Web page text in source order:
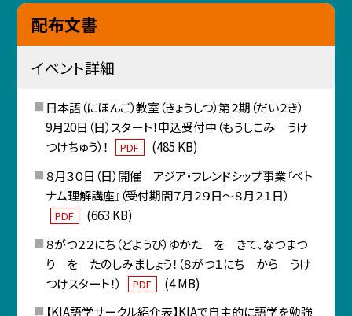
配布文書
イベント詳細
日本語（にほんご）教室（きょうしつ）第２期（だい２き）
9月20日（日）スタート！申込受付中（もうしこみ うけ
つけちゅう）！
PDF
(485 KB)
８月３０日（日）開催 アジア・フレンドシップ事業『ベト
ナム理解講座』（受付期間７月２９日～８月２１日）
PDF
(663 KB)
８がつ２２にち（どようび）ゆかた を きて、なつまつ
り を たのしみましょう！（８がつ１にち から うけ
つけスタート！）
PDF
(4 MB)
【KIA語学サークル紹介表】KIAで自主的に語学を勉強